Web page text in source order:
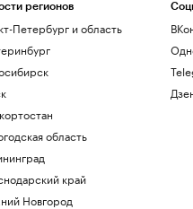
регионов
Петербург и область
область
край
Новгород